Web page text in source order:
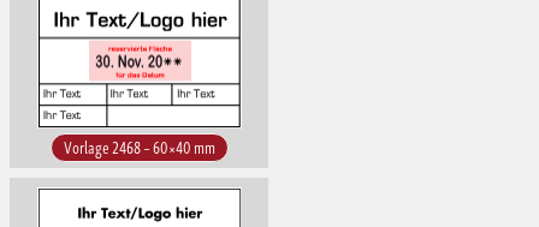
Vorlage 2468 – 60×40 mm